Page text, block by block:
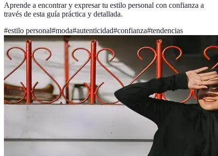
Aprende a encontrar y expresar tu estilo personal con confianza a
través de esta guía práctica y detallada.
#estilo personal#moda#autenticidad#confianza#tendencias